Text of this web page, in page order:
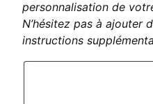
personnalisation de
N’hésitez pas à ajouter
instructions